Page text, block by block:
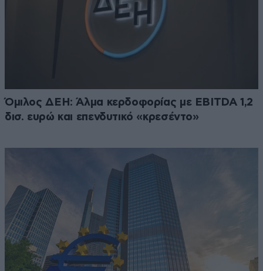
Όμιλος ΔΕΗ: Άλμα κερδοφορίας με EBITDA 1,2
δισ. ευρώ και επενδυτικό «κρεσέντο»